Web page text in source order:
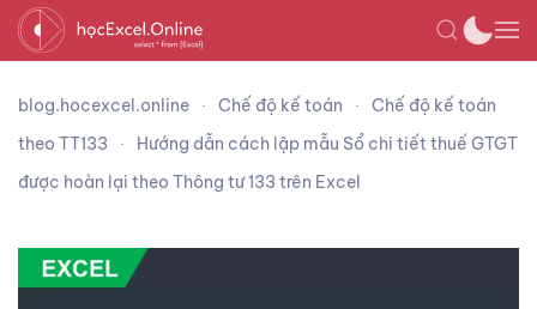
blog.hocexcel.online Chế độ kế toán
Chế độ kế toán
theo TT133
Hướng dẫn cách lập mẫu Sổ chi tiết thuế GTGT
được hoàn lại theo Thông tư 133 trên Excel